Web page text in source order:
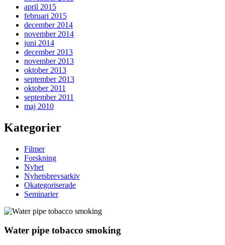
april 2015
februari 2015
december 2014
november 2014
juni 2014
december 2013
november 2013
oktober 2013
september 2013
oktober 2011
september 2011
maj 2010
Kategorier
Filmer
Forskning
Nyhet
Nyhetsbrevsarkiv
Okategoriserade
Seminarier
Water pipe tobacco smoking